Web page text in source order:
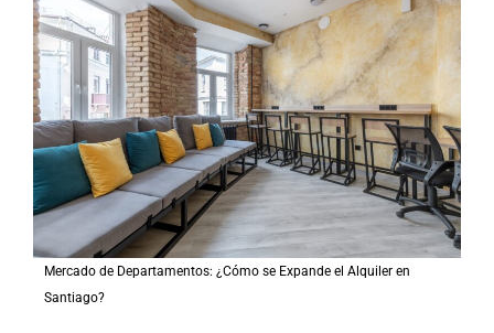
Mercado de Departamentos: ¿Cómo se Expande el Alquiler en
Santiago?